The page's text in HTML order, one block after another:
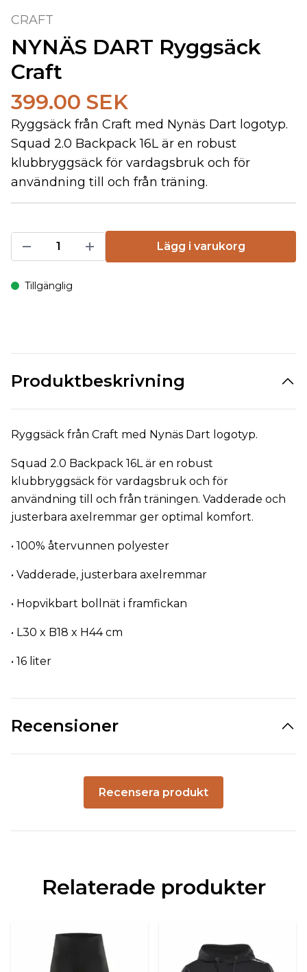
CRAFT
NYNÄS DART Ryggsäck
Craft
399.00 SEK
Ryggsäck från Craft med Nynäs Dart logotyp.
Squad 2.0 Backpack 16L är en robust
klubbryggsäck för vardagsbruk och för
användning till och från träning.
Lägg i varukorg
Tillgänglig
Produktbeskrivning
Ryggsäck från Craft med Nynäs Dart logotyp.
Squad 2.0 Backpack 16L är en robust
klubbryggsäck för vardagsbruk och för
användning till och från träningen. Vadderade och
justerbara axelremmar ger optimal komfort.
• 100% återvunnen polyester
• Vadderade, justerbara axelremmar
• Hopvikbart bollnät i framfickan
• L30 x B18 x H44 cm
• 16 liter
Recensioner
Recensera produkt
Relaterade produkter